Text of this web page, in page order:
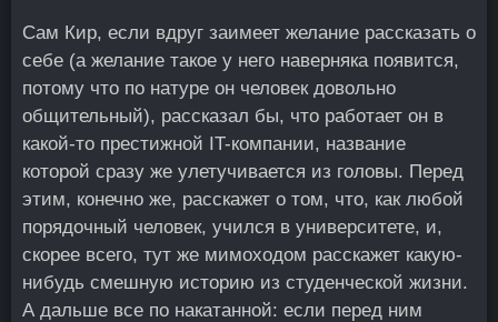
Сам Кир, если вдруг заимеет желание рассказать о
себе (а желание такое у него наверняка появится,
потому что по натуре он человек довольно
общительный), рассказал бы, что работает он в
какой-то престижной IT-компании, название
которой сразу же улетучивается из головы. Перед
этим, конечно же, расскажет о том, что, как любой
порядочный человек, учился в университете, и,
скорее всего, тут же мимоходом расскажет какую-
нибудь смешную историю из студенческой жизни.
А дальше все по накатанной: если перед ним